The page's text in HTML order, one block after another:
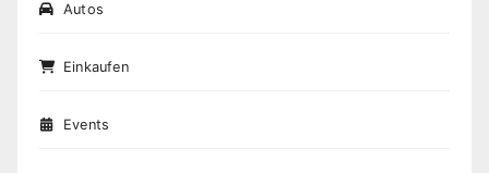
Autos
Einkaufen
Events